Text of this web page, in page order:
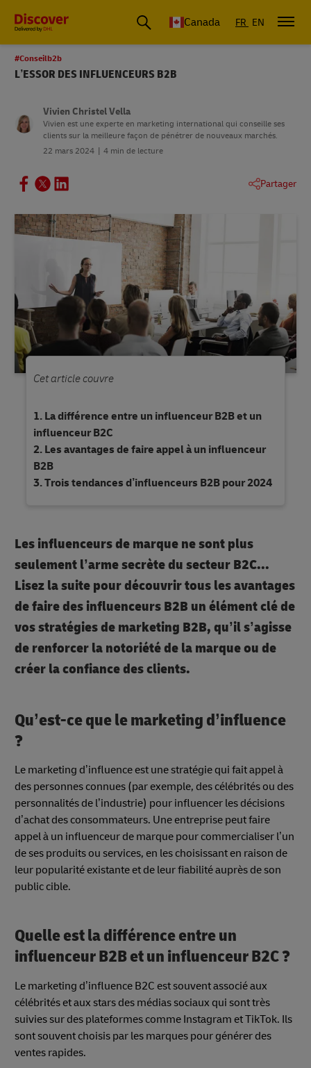
Canada FR EN
#Conseilb2b
L’ESSOR DES INFLUENCEURS B2B
Vivien Christel Vella
Vivien est une experte en marketing international qui conseille ses
clients sur la meilleure façon de pénétrer de nouveaux marchés.
22 mars 2024
4 min de lecture
Partager
Cet article couvre
La différence entre un influenceur B2B et un
influenceur B2C
Les avantages de faire appel à un influenceur
B2B
Trois tendances d’influenceurs B2B pour 2024
Les influenceurs de marque ne sont plus
seulement l’arme secrète du secteur B2C...
Lisez la suite pour découvrir tous les avantages
de faire des influenceurs B2B un élément clé de
vos stratégies de marketing B2B, qu’il s’agisse
de renforcer la notoriété de la marque ou de
créer la confiance des clients.
Qu’est-ce que le marketing d’influence
?
Le marketing d’influence est une stratégie qui fait appel à
des personnes connues (par exemple, des célébrités ou des
personnalités de l’industrie) pour influencer les décisions
d’achat des consommateurs. Une entreprise peut faire
appel à un influenceur de marque pour commercialiser l’un
de ses produits ou services, en les choisissant en raison de
leur popularité existante et de leur fiabilité auprès de son
public cible.
Quelle est la différence entre un
influenceur B2B et un influenceur B2C ?
Le marketing d’influence B2C est souvent associé aux
célébrités et aux stars des médias sociaux qui sont très
suivies sur des plateformes comme Instagram et TikTok. Ils
sont souvent choisis par les marques pour générer des
ventes rapides.